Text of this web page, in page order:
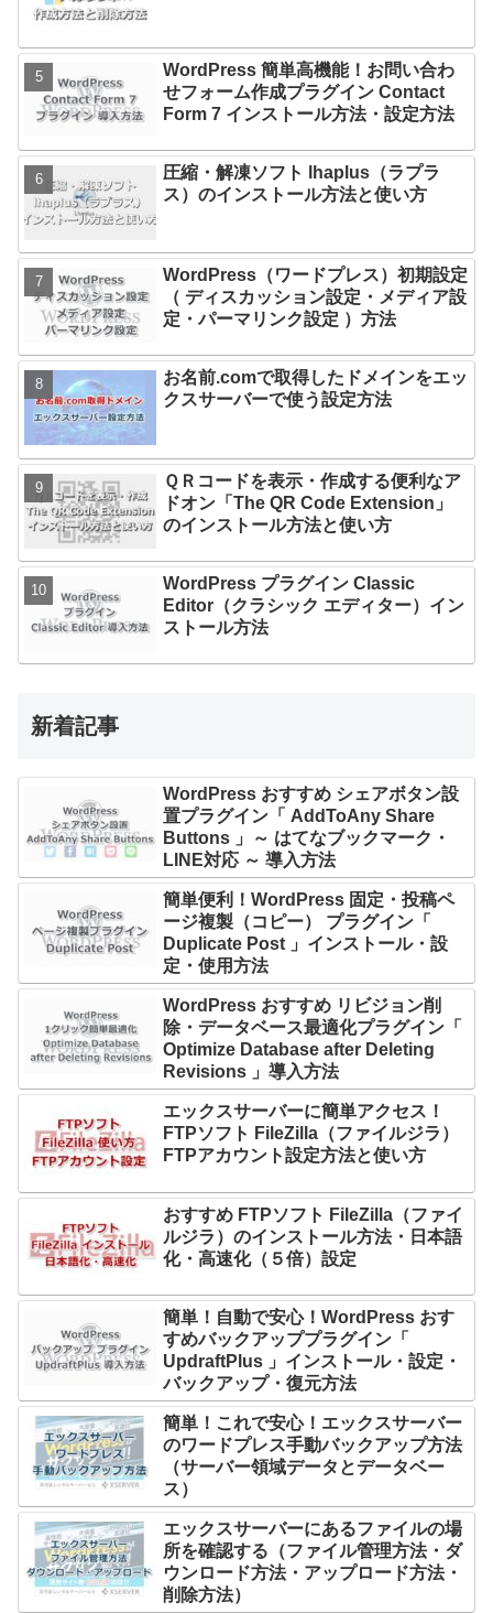
WordPress 簡単高機能！お問い合わ
せフォーム作成プラグイン Contact
Form 7 インストール方法・設定方法
圧縮・解凍ソフト lhaplus（ラプラ
ス）のインストール方法と使い方
WordPress（ワードプレス）初期設定
（ ディスカッション設定・メディア設
定・パーマリンク設定 ）方法
お名前.comで取得したドメインをエッ
クスサーバーで使う設定方法
ＱＲコードを表示・作成する便利なア
ドオン「The QR Code Extension」
のインストール方法と使い方
WordPress プラグイン Classic
Editor（クラシック エディター）イン
ストール方法
新着記事
WordPress おすすめ シェアボタン設
置プラグイン「 AddToAny Share
Buttons 」～ はてなブックマーク・
LINE対応 ～ 導入方法
簡単便利！WordPress 固定・投稿ペ
ージ複製（コピー） プラグイン「
Duplicate Post 」インストール・設
定・使用方法
WordPress おすすめ リビジョン削
除・データベース最適化プラグイン「
Optimize Database after Deleting
Revisions 」導入方法
エックスサーバーに簡単アクセス！
FTPソフト FileZilla（ファイルジラ）
FTPアカウント設定方法と使い方
おすすめ FTPソフト FileZilla（ファイ
ルジラ）のインストール方法・日本語
化・高速化（５倍）設定
簡単！自動で安心！WordPress おす
すめバックアッププラグイン「
UpdraftPlus 」インストール・設定・
バックアップ・復元方法
簡単！これで安心！エックスサーバー
のワードプレス手動バックアップ方法
（サーバー領域データとデータベー
ス）
エックスサーバーにあるファイルの場
所を確認する（ファイル管理方法・ダ
ウンロード方法・アップロード方法・
削除方法）